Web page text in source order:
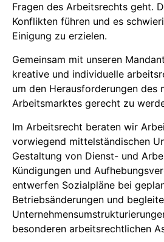
Fragen des Arbeitsrechts geht.
Konflikten führen und es
Einigung zu erzielen.
Gemeinsam mit unseren
kreative und individuelle
um den Herausforderungen des
Arbeitsmarktes gerecht zu
Im Arbeitsrecht beraten wir
vorwiegend mittelständischen
Gestaltung von Dienst- und
Kündigungen und
entwerfen Sozialpläne bei
Betriebsänderungen und
besonderen arbeitsrechtlichen